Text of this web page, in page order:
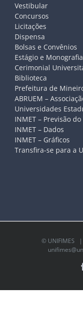
Vestibular
Concursos
Licitações
Dispensa
Bolsas e Convênios
Estágio e Monografia
Cerimonial
Biblioteca
Prefeitura de
ABRUEM –
Universidades
INMET – Previsão
INMET – Dados
INMET – Gráficos
Transfira-se para a
© UNIFIMES |